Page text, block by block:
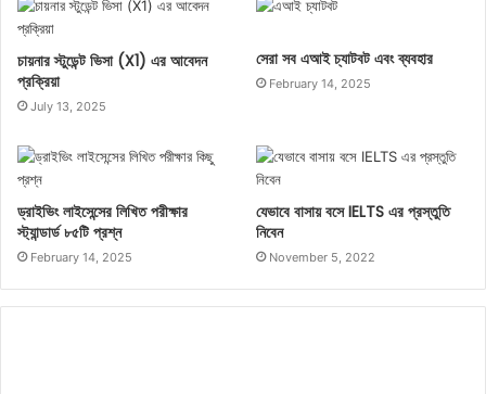
চায়নার স্টুডেন্ট ভিসা (X1) এর আবেদন
প্রক্রিয়া
July 13, 2025
সেরা সব এআই চ্যাটবট এবং ব্যবহার
February 14, 2025
ড্রাইভিং লাইসেন্সের লিখিত পরীক্ষার
স্ট্যান্ডার্ড ৮৫টি প্রশ্ন
February 14, 2025
0%
যেভাবে বাসায় বসে IELTS এর প্রস্তুতি
নিবেন
November 5, 2022